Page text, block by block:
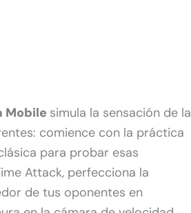
Mobile simula la sensación de la
comience con la práctica
para probar esas
Attack, perfecciona la
de tus oponentes en